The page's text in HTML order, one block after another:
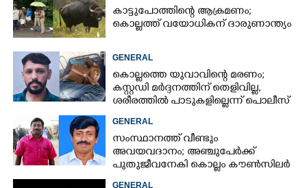
കാട്ടുപോത്തിന്റെ ആക്രമണം;
കൊല്ലത്ത് വയോധികന് ദാരുണാന്ത്യം
GENERAL
കൊല്ലത്തെ യുവാവിന്റെ മരണം;
കസ്റ്റഡി മർദ്ദനത്തിന് തെളിവില്ല,
ശരീരത്തിൽ പാടുകളില്ലെന്ന് പൊലീസ്
GENERAL
സംസ്ഥാനത്ത് വീണ്ടും
അവയവദാനം; അഞ്ചുപേർക്ക്
പുതുജീവനേകി കൊല്ലം കൗൺസിലർ
ബി അജിത് കുമാർ
GENERAL